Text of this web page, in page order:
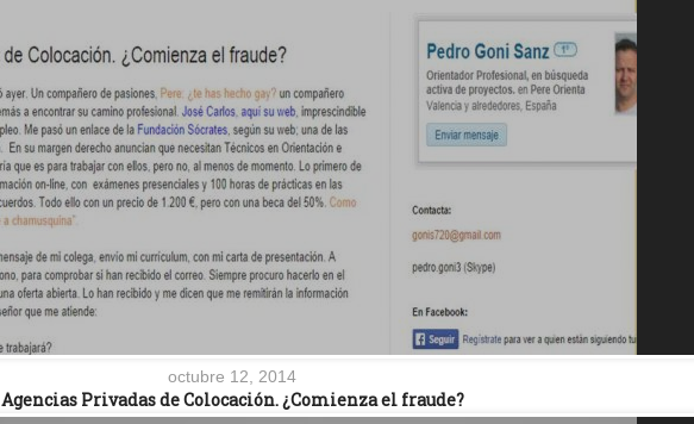
octubre 12, 2014
Agencias Privadas de Colocación. ¿Comienza el fraude?